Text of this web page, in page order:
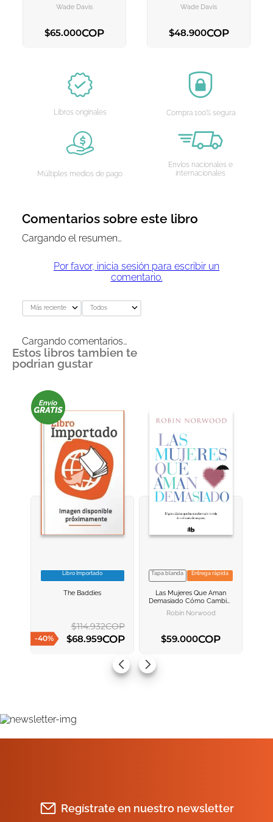
Wade Davis
$65.000COP
Wade Davis
$48.900COP
Libros originales Compra 100% segura
Múltiples medios de pago
Envíos nacionales e
internacionales
Comentarios sobre este libro
Cargando el resumen…
Por favor, inicia sesión para escribir un
comentario.
Más reciente Todos
Cargando comentarios…
Estos libros tambien te
podrian gustar
VER INFORMACION
Libro Importado
The Baddies
-40%
$114.932COP
$68.959COP
VER INFORMACION
AGREGAR AL
Tapa blanda Entrega rápida
Las Mujeres Que Aman
Demasiado Cómo Cambiar
Nuestra Manera De Amar Y
Así Dejar De Sufrir
Robin Norwood
$59.000COP
Regístrate en nuestro newsletter